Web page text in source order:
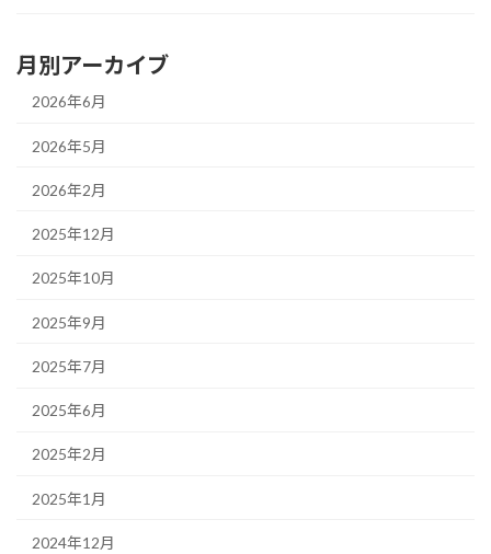
月別アーカイブ
2026年6月
2026年5月
2026年2月
2025年12月
2025年10月
2025年9月
2025年7月
2025年6月
2025年2月
2025年1月
2024年12月